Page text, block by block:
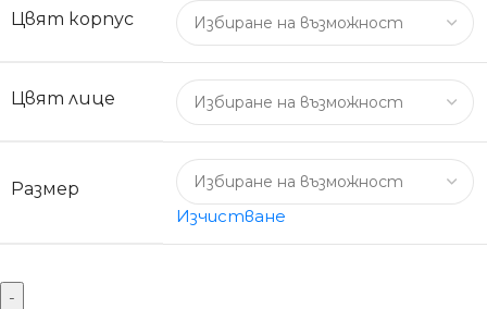
Цвят корпус
Цвят лице
Размер
Изчистване
-